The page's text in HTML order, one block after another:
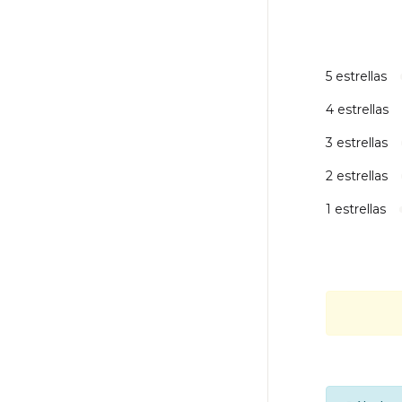
5 estrellas
4 estrellas
3 estrellas
2 estrellas
1 estrellas